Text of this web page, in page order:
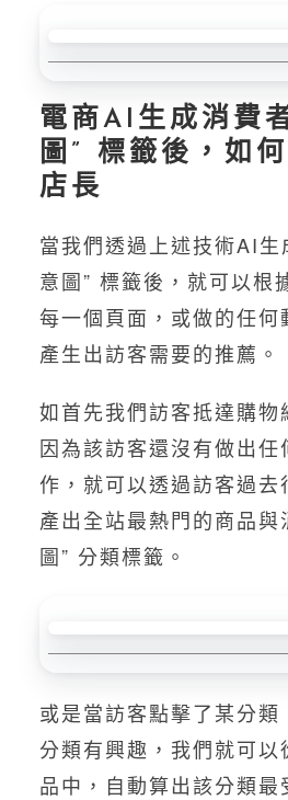
電商AI生成消費
圖” 標籤後，如
店長
當我們透過上述技術AI生
意圖” 標籤後，就可以根
每一個頁面，或做的任何
產生出訪客需要的推薦。
如首先我們訪客抵達購物
因為該訪客還沒有做出任
作，就可以透過訪客過去
產出全站最熱門的商品與
圖” 分類標籤。
或是當訪客點擊了某分類
分類有興趣，我們就可以
品中，自動算出該分類